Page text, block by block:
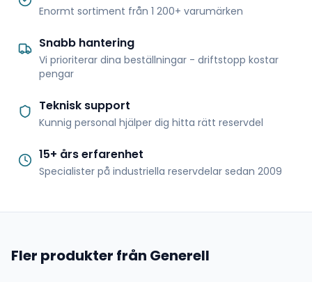
Enormt sortiment från 1 200+ varumärken
Snabb hantering
Vi prioriterar dina beställningar - driftstopp kostar
pengar
Teknisk support
Kunnig personal hjälper dig hitta rätt reservdel
15+ års erfarenhet
Specialister på industriella reservdelar sedan 2009
Fler produkter från Generell